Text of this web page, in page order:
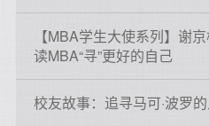
【MBA学生大使系列】谢
读MBA“寻”更好的自己
校友故事：追寻马可·波罗